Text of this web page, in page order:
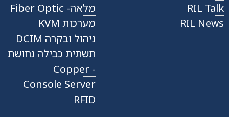
RIL Talk
RIL News
מלאה- Fiber Optic
מערכות KVM
ניהול ובקרה DCIM
תשתית כבילה נחושת
- Copper
Console Server
RFID